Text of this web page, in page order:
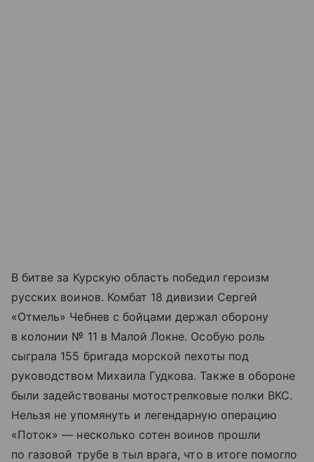
В битве за Курскую область победил героизм
русских воинов. Комбат 18 дивизии Сергей
«Отмель» Чебнев с бойцами держал оборону
в колонии № 11 в Малой Локне. Особую роль
сыграла 155 бригада морской пехоты под
руководством Михаила Гудкова. Также в обороне
были задействованы мотострелковые полки ВКС.
Нельзя не упомянуть и легендарную операцию
«Поток» — несколько сотен воинов прошли
по газовой трубе в тыл врага, что в итоге помогло